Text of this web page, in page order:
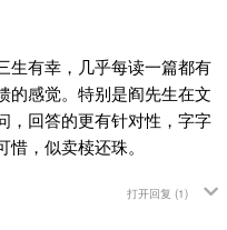
生有幸，几乎每读一篇都有
的感觉。特别是阎先生在文
回答的更有针对性， 字字
，似卖椟还珠。
打开回复 (1)